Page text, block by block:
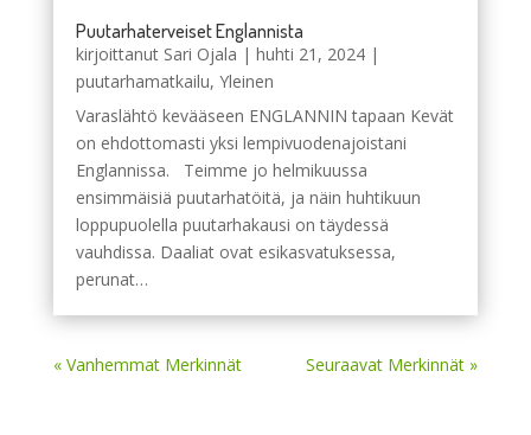
Puutarhaterveiset Englannista
kirjoittanut Sari Ojala | huhti 21, 2024|
puutarhamatkailu, Yleinen
Varaslähtö kevääseen ENGLANNIN tapaan Kevät
on ehdottomasti yksi lempivuodenajoistani
Englannissa. Teimme jo helmikuussa
ensimmäisiä puutarhatöitä, ja näin huhtikuun
loppupuolella puutarhakausi on täydessä
vauhdissa. Daaliat ovat esikasvatuksessa,
perunat…
« Vanhemmat Merkinnät Seuraavat Merkinnät »